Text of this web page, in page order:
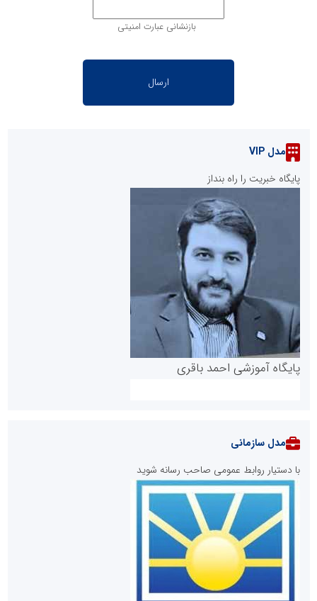
بازنشانی عبارت امنیتی
مدل VIP
پایگاه خبریت را راه بنداز
پایگاه آموزشی احمد باقری
روابط عمومی خبرگزاری گزارش خبر
مدل سازمانی
با دستیار روابط عمومی صاحب رسانه شوید